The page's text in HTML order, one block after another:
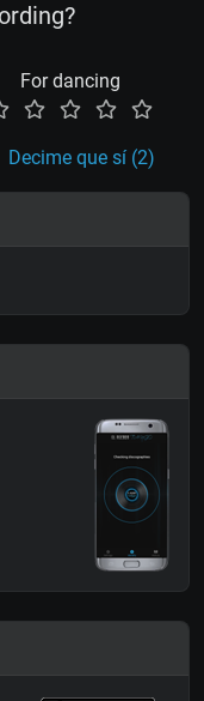
For dancing
Decime que sí (2)